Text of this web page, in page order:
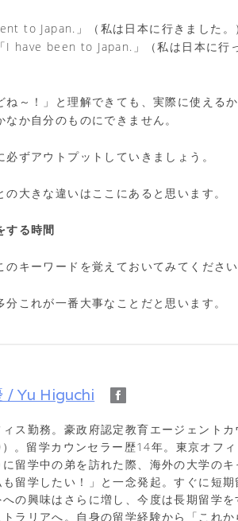
to Japan.」（私は日本に行きました。
I have been to Japan.」（私は日本に行
～！」と理解できても、実際に使えるか
か自分のものにできません。
ずアウトプットしていきましょう。
大きな違いはここにあると思います。
する時間
キーワードを覚えておいてみてください
これが一番大事なことだと思います。
/ Yu Higuchi
ス勤務。豪政府認定教育エージェント
。留学カウンセラー歴14年。東京オフィ
留学中の弟を訪れた際、海外の大学の
も留学したい！」と一念発起。すぐに短
への興味はさらに増し、今度は長期留学
ラリアへ。自身の留学経験から「これ